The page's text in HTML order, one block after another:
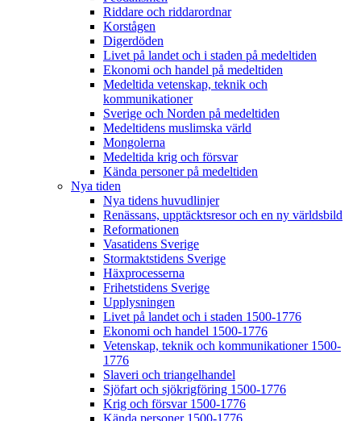
Riddare och riddarordnar
Korstågen
Digerdöden
Livet på landet och i staden på medeltiden
Ekonomi och handel på medeltiden
Medeltida vetenskap, teknik och
kommunikationer
Sverige och Norden på medeltiden
Medeltidens muslimska värld
Mongolerna
Medeltida krig och försvar
Kända personer på medeltiden
Nya tiden
Nya tidens huvudlinjer
Renässans, upptäcktsresor och en ny världsbild
Reformationen
Vasatidens Sverige
Stormaktstidens Sverige
Häxprocesserna
Frihetstidens Sverige
Upplysningen
Livet på landet och i staden 1500-1776
Ekonomi och handel 1500-1776
Vetenskap, teknik och kommunikationer 1500-
1776
Slaveri och triangelhandel
Sjöfart och sjökrigföring 1500-1776
Krig och försvar 1500-1776